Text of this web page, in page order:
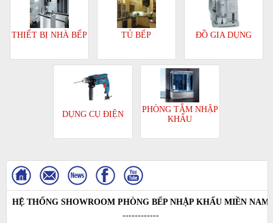
THIẾT BỊ NHÀ BẾP TỦ BẾP ĐỒ GIA DỤNG
DỤNG CỤ ĐIỆN
PHÒNG TẮM NHẬP
KHẨU
HỆ THỐNG SHOWROOM PHÒNG BẾP NHẬP KHẨU MIỀN NAM
------------